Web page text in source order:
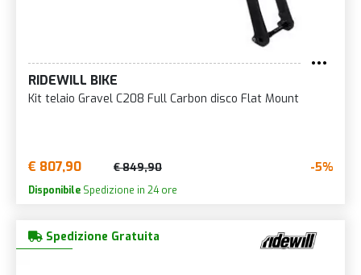
RIDEWILL BIKE
Kit telaio Gravel C208 Full Carbon disco Flat Mount
€ 807,90 € 849,90 -5%
Disponibile Spedizione in 24 ore
Spedizione Gratuita